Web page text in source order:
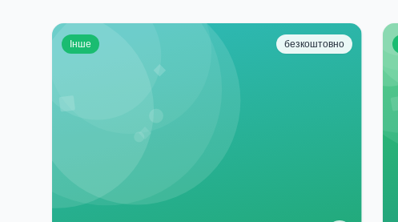
Інше безкоштовно